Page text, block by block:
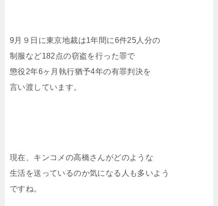
9月９日に東京地裁は1年間に6件25人分の
制服など182点の窃盗を行った罪で
懲役2年6ヶ月執行猶予4年の有罪判決を
言い渡しています。
現在、キンコメの高橋さんがどのような
生活を送っているのか気になる人も多いよう
ですね。